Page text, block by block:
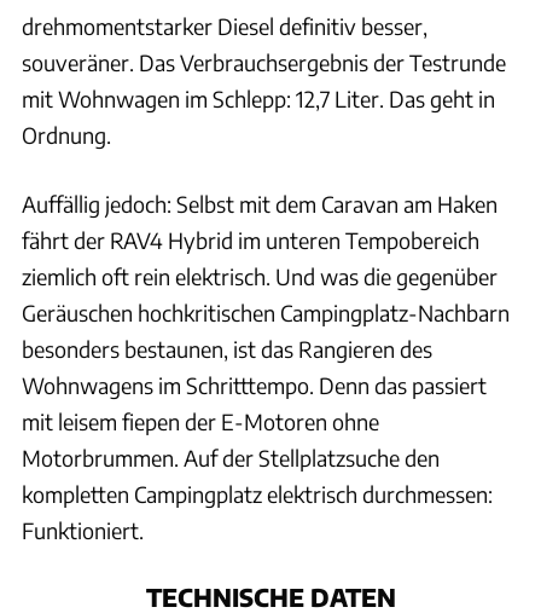
drehmomentstarker Diesel definitiv besser,
souveräner. Das Verbrauchsergebnis der Testrunde
mit Wohnwagen im Schlepp: 12,7 Liter. Das geht in
Ordnung.
Auffällig jedoch: Selbst mit dem Caravan am Haken
fährt der RAV4 Hybrid im unteren Tempobereich
ziemlich oft rein elektrisch. Und was die gegenüber
Geräuschen hochkritischen Campingplatz-Nachbarn
besonders bestaunen, ist das Rangieren des
Wohnwagens im Schritttempo. Denn das passiert
mit leisem fiepen der E-Motoren ohne
Motorbrummen. Auf der Stellplatzsuche den
kompletten Campingplatz elektrisch durchmessen:
Funktioniert.
TECHNISCHE DATEN